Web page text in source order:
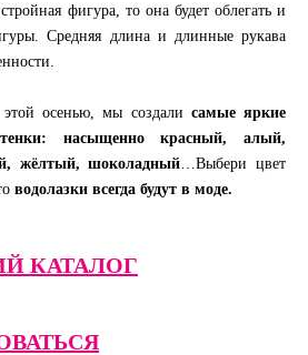
фигура, то она будет облегать и
Средняя длина и длинные рукава
осенью, мы создали самые яркие
насыщенно красный, алый,
жёлтый, шоколадный …Выбери цвет
водолазки всегда будут в моде.
КАТАЛОГ